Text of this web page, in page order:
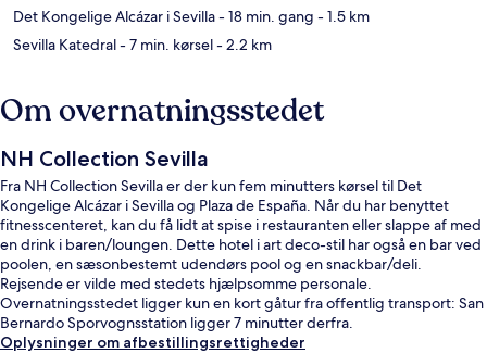
Det Kongelige Alcázar i Sevilla- 18 min. gang - 1.5 km
Sevilla Katedral- 7 min. kørsel- 2.2 km
Om overnatningsstedet
NH Collection Sevilla
Fra NH Collection Sevilla er der kun fem minutters kørsel til Det
Kongelige Alcázar i Sevilla og Plaza de España. Når du har benyttet
fitnesscenteret, kan du få lidt at spise i restauranten eller slappe af med
en drink i baren/loungen. Dette hotel i art deco-stil har også en bar ved
poolen, en sæsonbestemt udendørs pool og en snackbar/deli.
Rejsende er vilde med stedets hjælpsomme personale.
Overnatningsstedet ligger kun en kort gåtur fra offentlig transport: San
Bernardo Sporvognsstation ligger 7 minutter derfra.
Oplysninger om afbestillingsrettigheder